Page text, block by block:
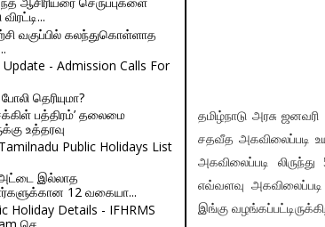
வகுப்பில் கலந்துகொள்ளாத
Update - Admission Calls For
தெரியுமா?
பத்திரம்’ தலைமை
உத்தரவு
Public Holidays List
இல்லாத
12 வகையா...
Holiday Details - IFHRMS
செ...
தமிழ்நாடு அரசு
சதவீத அகவிலைப்படி
அகவிலைப்படி
எவ்வளவு
இங்கு